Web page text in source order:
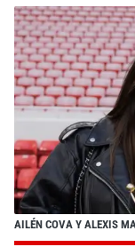
AILÉN COVA Y ALEXIS